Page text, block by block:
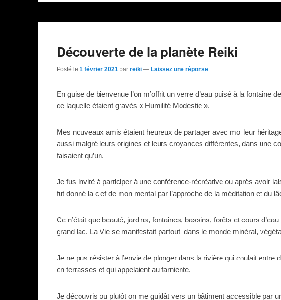
Découverte de la planète Reiki
Posté le 1 février 2021 par reiki — Laissez une réponse
En guise de bienvenue l’on m’offrit un verre d’eau puisé à la fontaine
de laquelle étaient gravés « Humilité Modestie ».
Mes nouveaux amis étaient heureux de partager avec moi leur
aussi malgré leurs origines et leurs croyances différentes, dans une
faisaient qu’un.
Je fus invité à participer à une conférence-récréative ou après avoir
fut donné la clef de mon mental par l’approche de la méditation et du
Ce n’était que beauté, jardins, fontaines, bassins, forêts et cours
grand lac. La Vie se manifestait partout, dans le monde minéral,
Je ne pus résister à l’envie de plonger dans la rivière qui coulait entre
en terrasses et qui appelaient au farniente.
Je découvris ou plutôt on me guidât vers un bâtiment accessible par